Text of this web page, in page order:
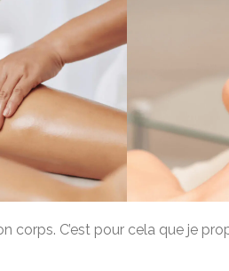
corps. C’est pour cela que je